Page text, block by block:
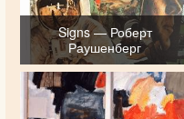
Signs — Роберт
Раушенберг